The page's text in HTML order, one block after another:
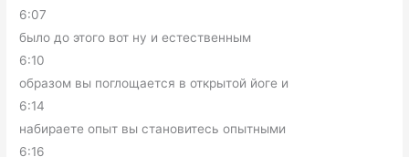
6:07
было до этого вот ну и естественным
6:10
образом вы поглощается в открытой йоге и
6:14
набираете опыт вы становитесь опытными
6:16